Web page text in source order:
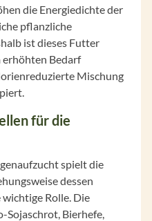
die Energiedichte der
pflanzliche
ist dieses Futter
erhöhten Bedarf
Mischung
für die
spielt die
dessen
Rolle. Die
Bierhefe,